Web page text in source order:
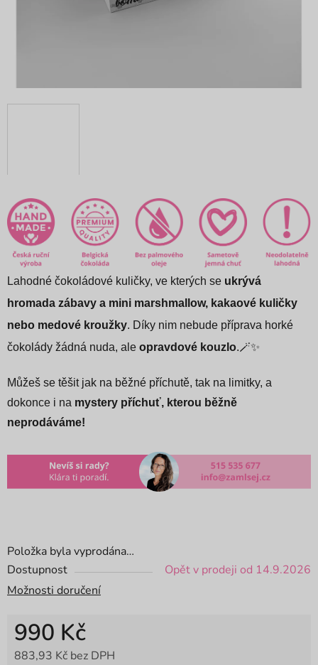
Lahodné čokoládové kuličky, ve kterých se ukrývá
hromada zábavy a mini marshmallow, kakaové kuličky
nebo medové kroužky. Díky nim nebude příprava horké
čokolády žádná nuda, ale opravdové kouzlo.🪄✨
Můžeš se těšit jak na běžné příchutě, tak na limitky, a
dokonce i na mystery příchuť, kterou běžně
neprodáváme!
Položka byla vyprodána…
Dostupnost
Opět v prodeji od 14.9.2026
Možnosti doručení
990 Kč
883,93 Kč bez DPH